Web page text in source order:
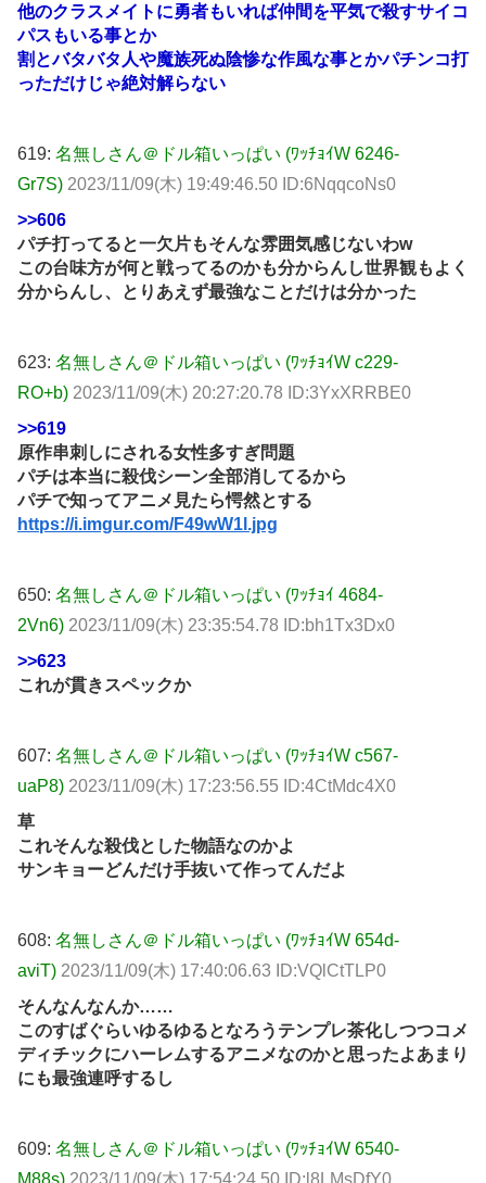
他のクラスメイトに勇者もいれば仲間を平気で殺すサイコ
パスもいる事とか
割とバタバタ人や魔族死ぬ陰惨な作風な事とかパチンコ打
っただけじゃ絶対解らない
619: 名無しさん＠ドル箱いっぱい (ﾜｯﾁｮｲW 6246-
Gr7S) 2023/11/09(木) 19:49:46.50 ID:6NqqcoNs0
>>606
パチ打ってると一欠片もそんな雰囲気感じないわw
この台味方が何と戦ってるのかも分からんし世界観もよく
分からんし、とりあえず最強なことだけは分かった
623: 名無しさん＠ドル箱いっぱい (ﾜｯﾁｮｲW c229-
RO+b) 2023/11/09(木) 20:27:20.78 ID:3YxXRRBE0
>>619
原作串刺しにされる女性多すぎ問題
パチは本当に殺伐シーン全部消してるから
パチで知ってアニメ見たら愕然とする
https://i.imgur.com/F49wW1l.jpg
650: 名無しさん＠ドル箱いっぱい (ﾜｯﾁｮｲ 4684-
2Vn6) 2023/11/09(木) 23:35:54.78 ID:bh1Tx3Dx0
>>623
これが貫きスペックか
607: 名無しさん＠ドル箱いっぱい (ﾜｯﾁｮｲW c567-
uaP8) 2023/11/09(木) 17:23:56.55 ID:4CtMdc4X0
草
これそんな殺伐とした物語なのかよ
サンキョーどんだけ手抜いて作ってんだよ
608: 名無しさん＠ドル箱いっぱい (ﾜｯﾁｮｲW 654d-
aviT) 2023/11/09(木) 17:40:06.63 ID:VQlCtTLP0
そんなんなんか……
このすばぐらいゆるゆるとなろうテンプレ茶化しつつコメ
ディチックにハーレムするアニメなのかと思ったよあまり
にも最強連呼するし
609: 名無しさん＠ドル箱いっぱい (ﾜｯﾁｮｲW 6540-
M88s) 2023/11/09(木) 17:54:24.50 ID:l8LMsDfY0